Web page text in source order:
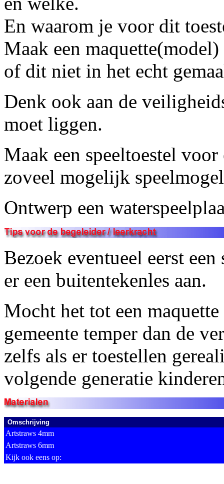
En waarom je voor dit
Maak een
of dit niet in het echt
Denk ook aan de
moet liggen.
Maak een speeltoestel
zoveel mogelijk
Ontwerp een
Bezoek eventueel eerst
er een buitentekenles aan.
Mocht het tot een
gemeente temper dan de
zelfs als er toestellen
volgende generatie
Omschrijving
Artstraws 4mm
Artstraws 6mm
Kijk ook eens op: